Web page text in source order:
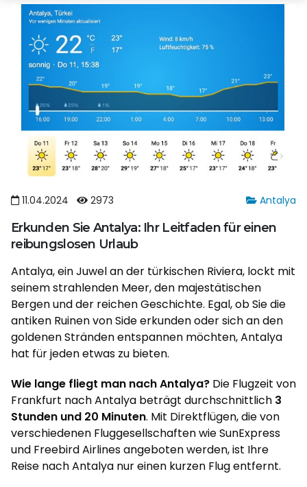
Antalya
11.04.2024 2973
Erkunden Sie Antalya: Ihr Leitfaden für einen
reibungslosen Urlaub
Antalya, ein Juwel an der türkischen Riviera, lockt mit
seinem strahlenden Meer, den majestätischen
Bergen und der reichen Geschichte. Egal, ob Sie die
antiken Ruinen von Side erkunden oder sich an den
goldenen Stränden entspannen möchten, Antalya
hat für jeden etwas zu bieten.
Wie lange fliegt man nach Antalya? Die Flugzeit von
Frankfurt nach Antalya beträgt durchschnittlich 3
Stunden und 20 Minuten. Mit Direktflügen, die von
verschiedenen Fluggesellschaften wie SunExpress
und Freebird Airlines angeboten werden, ist Ihre
Reise nach Antalya nur einen kurzen Flug entfernt.